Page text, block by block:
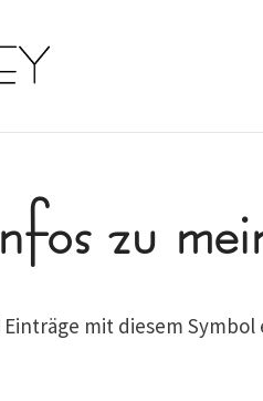
Infos zu
Einträge mit diesem